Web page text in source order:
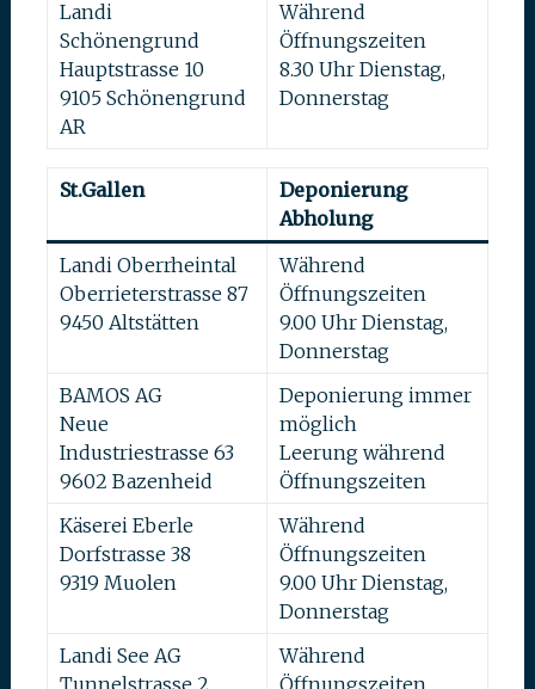
Landi
Schönengrund
Hauptstrasse 10
9105 Schönengrund
AR
Während
Öffnungszeiten
8.30 Uhr Dienstag,
Donnerstag
St.Gallen
Deponierung
Abholung
Landi Oberrheintal
Oberrieterstrasse 87
9450 Altstätten
Während
Öffnungszeiten
9.00 Uhr Dienstag,
Donnerstag
BAMOS AG
Neue
Industriestrasse 63
9602 Bazenheid
Deponierung immer
möglich
Leerung während
Öffnungszeiten
Käserei Eberle
Dorfstrasse 38
9319 Muolen
Während
Öffnungszeiten
9.00 Uhr Dienstag,
Donnerstag
Landi See AG
Tunnelstrasse 2
Während
Öffnungszeiten